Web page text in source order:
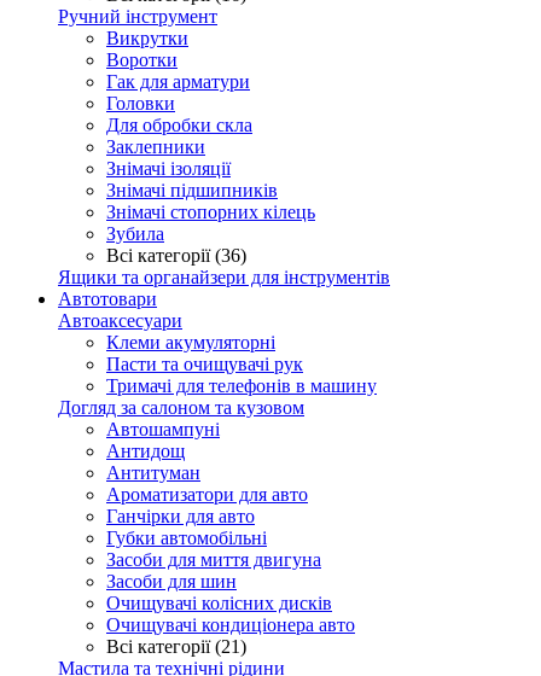
Ручний інструмент
Викрутки
Воротки
Гак для арматури
Головки
Для обробки скла
Заклепники
Знімачі ізоляції
Знімачі підшипників
Знімачі стопорних кілець
Зубила
Всі категорії (36)
Ящики та органайзери для інструментів
Автотовари
Автоаксесуари
Клеми акумуляторні
Пасти та очищувачі рук
Тримачі для телефонів в машину
Догляд за салоном та кузовом
Автошампуні
Антидощ
Антитуман
Ароматизатори для авто
Ганчірки для авто
Губки автомобільні
Засоби для миття двигуна
Засоби для шин
Очищувачі колісних дисків
Очищувачі кондиціонера авто
Всі категорії (21)
Мастила та технічні рідини